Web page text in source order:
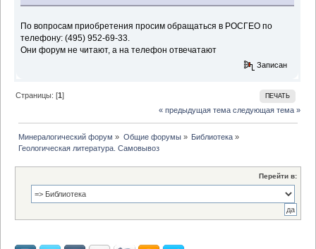
По вопросам приобретения просим обращаться в РОСГЕО по
телефону: (495) 952-69-33.
Они форум не читают, а на телефон отвечатают
Записан
ПЕЧАТЬ
Страницы: [1]
« предыдущая тема следующая тема »
Минералогический форум » Общие форумы» Библиотека»
Геологическая литература. Самовывоз
Перейти в: